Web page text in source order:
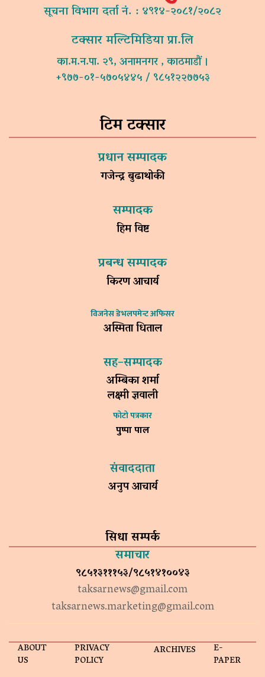
सूचना विभाग दर्ता नं. : ४९१४-२०८१/२०८२
टक्सार मल्टिमिडिया प्रा.लि
का.म.न.पा. २९, अनामनगर , काठमाडौं ।
+९७७-०१-५७०५४४५ / ९८५१२२७७५३
टिम टक्सार
प्रधान सम्पादक
गजेन्द्र बुढाथोकी
सम्पादक
हिम विष्ट
प्रबन्ध सम्पादक
किरण आचार्य
विजनेस डेभलपमेन्ट अफिसर
अस्मिता धिताल
सह–सम्पादक
अम्बिका शर्मा
लक्ष्मी ज्ञवाली
फोटो पत्रकार
पुष्पा पाल
संवाददाता
अनुप आचार्य
सिधा सम्पर्क
समाचार
९८५१३१११५३/९८५१४१००४३
taksarnews@gmail.com
taksarnews.marketing@gmail.com
ABOUT
US
PRIVACY
POLICY
ARCHIVES E-
PAPER